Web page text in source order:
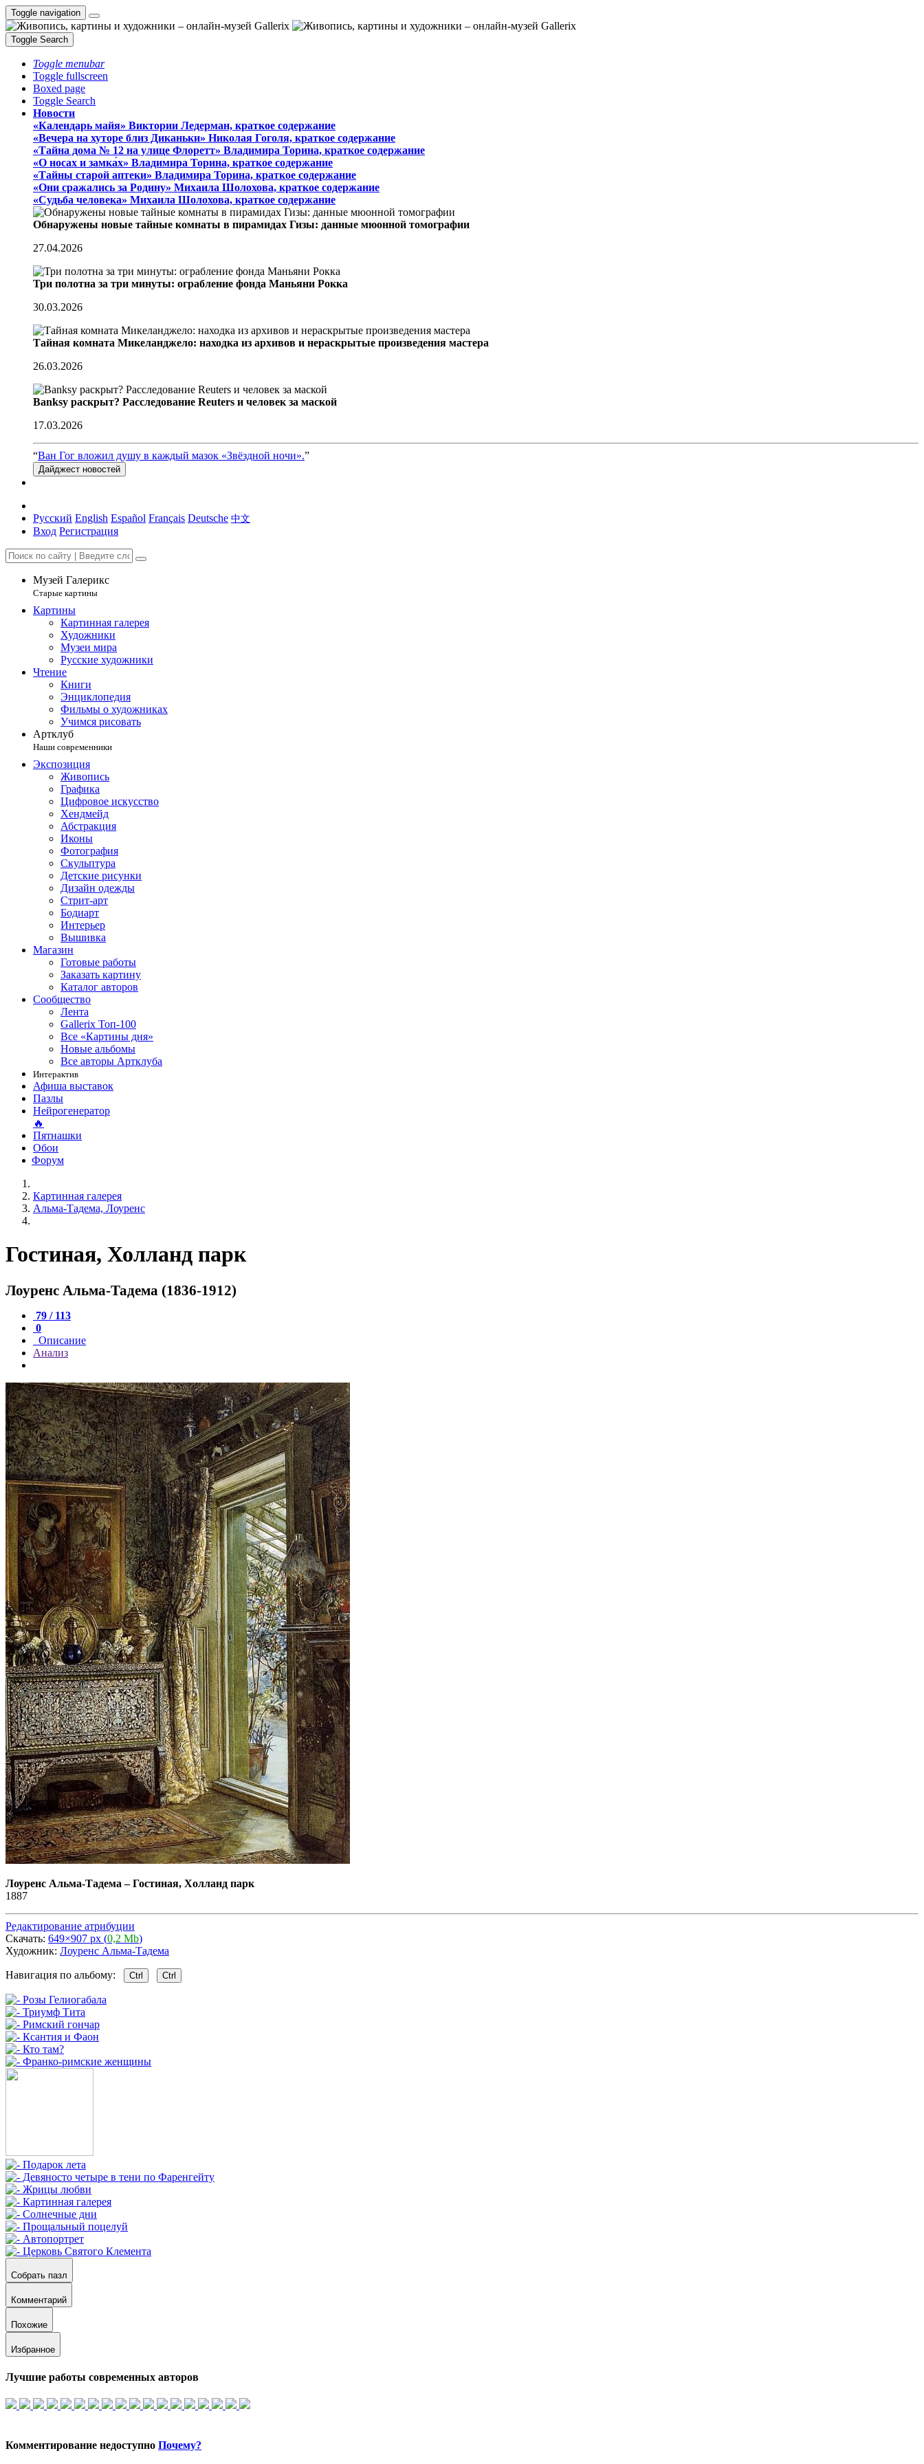
Toggle navigation
Toggle Search
Toggle menubar
Toggle fullscreen
Boxed page
Toggle Search
Новости
«Календарь майя» Виктории Ледерман, краткое содержание
«Вечера на хуторе близ Диканьки» Николая Гоголя, краткое содержание
«Тайна дома № 12 на улице Флоретт» Владимира Торина, краткое содержание
«О носах и замка́х» Владимира Торина, краткое содержание
«Тайны старой аптеки» Владимира Торина, краткое содержание
«Они сражались за Родину» Михаила Шолохова, краткое содержание
«Судьба человека» Михаила Шолохова, краткое содержание
Обнаружены новые тайные комнаты в пирамидах Гизы: данные мюонной томографии
27.04.2026
Три полотна за три минуты: ограбление фонда Маньяни Рокка
30.03.2026
Тайная комната Микеланджело: находка из архивов и нераскрытые произведения мастера
26.03.2026
Banksy раскрыт? Расследование Reuters и человек за маской
17.03.2026
“Ван Гог вложил душу в каждый мазок «Звёздной ночи».”
Дайджест новостей
Русский English Español Français Deutsche 中文
Вход Регистрация
Музей Галерикс
Старые картины
Картины
Картинная галерея
Художники
Музеи мира
Русские художники
Чтение
Книги
Энциклопедия
Фильмы о художниках
Учимся рисовать
Артклуб
Наши современники
Экспозиция
Живопись
Графика
Цифровое искусство
Хендмейд
Абстракция
Иконы
Фотография
Скульптура
Детские рисунки
Дизайн одежды
Стрит-арт
Бодиарт
Интерьер
Вышивка
Магазин
Готовые работы
Заказать картину
Каталог авторов
Сообщество
Лента
Gallerix Топ-100
Все «Картины дня»
Новые альбомы
Все авторы Артклуба
Интерактив
Афиша выставок
Пазлы
Нейрогенератор
🔥
Пятнашки
Обои
Форум
Картинная галерея
Альма-Тадема, Лоуренс
Гостиная, Холланд парк
Лоуренс Альма-Тадема (1836-1912)
79 / 113
0
Описание
Анализ
Лоуренс Альма-Тадема –Гостиная, Холланд парк
1887
Редактирование атрибуции
Скачать: 649×907 px (0,2 Mb)
Художник: Лоуренс Альма-Тадема
Навигация по альбому: Ctrl Ctrl
Собрать пазл
Комментарий
Похожие
Избранное
Лучшие работы современных авторов
Комментирование недоступно Почему?